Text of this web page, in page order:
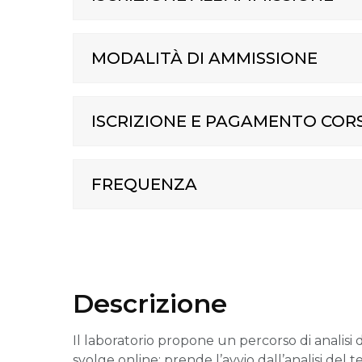
MODALITÀ DI AMMISSIONE
ISCRIZIONE E PAGAMENTO
FREQUENZA
Descrizione
Il laboratorio propone un percorso di analisi